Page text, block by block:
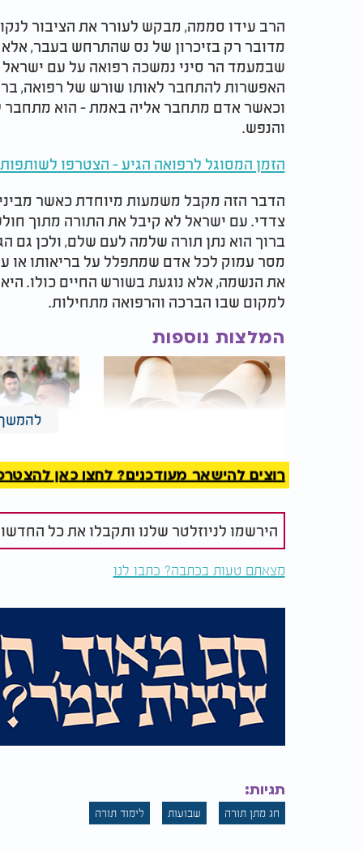
הרב עידו סממה, מבקש לעורר את הציבור
מדובר רק בזיכרון של נס שהתרחש בעבר,
שבמעמד הר סיני נמשכה רפואה על עם ישראל
האפשרות להתחבר לאותו שורש של רפואה,
וכאשר אדם מתחבר אליה באמת - הוא מתחבר
והנפש.
הזמן המסוגל לרפואה הגיע - הצטרפו לשותפות
הדבר הזה מקבל משמעות מיוחדת כאשר
צדדי. עם ישראל לא קיבל את התורה מתוך
ברוך הוא נתן תורה שלמה לעם שלם, ולכן גם
מסר עמוק לכל אדם שמתפלל על בריאותו או
את הנשמה, אלא נוגעת בשורש החיים כולו.
למקום שבו הברכה והרפואה מתחילות.
המלצות נוספות
למה התורה מתחילה באות
השדר
חוסכת
שעות של תורה, קדושה וזכויות עבור עם
שנלמדת בזמן קדוש, מתוך חיבור בין
מצטרף למהלך כזה, הוא אינו עומד מבחוץ
עצמה.
הזמן המסוגל לרפואה הגיע - הצטרפו
כחלק מהשותפות, מקבלים המשתתפים גם
לחיבור עמוק יותר - הרצון להכניס לבית כוח
רוצים להישאר מעודכנים? לחצו כאן להצטרפות
הירשמו לניוזלטר שלנו ותקבלו את כל
מצאתם טעות בכתבה? כתבו לנו
תגיות:
חג מתן תורה שבועות לימוד תורה